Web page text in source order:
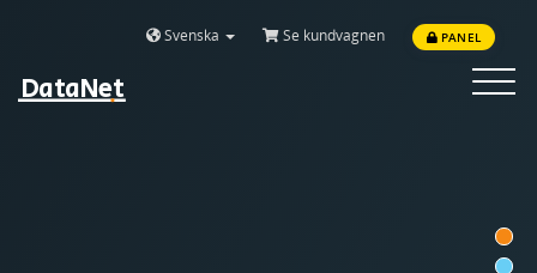
Svenska Se kundvagnen PANEL
DataNet
Toggle